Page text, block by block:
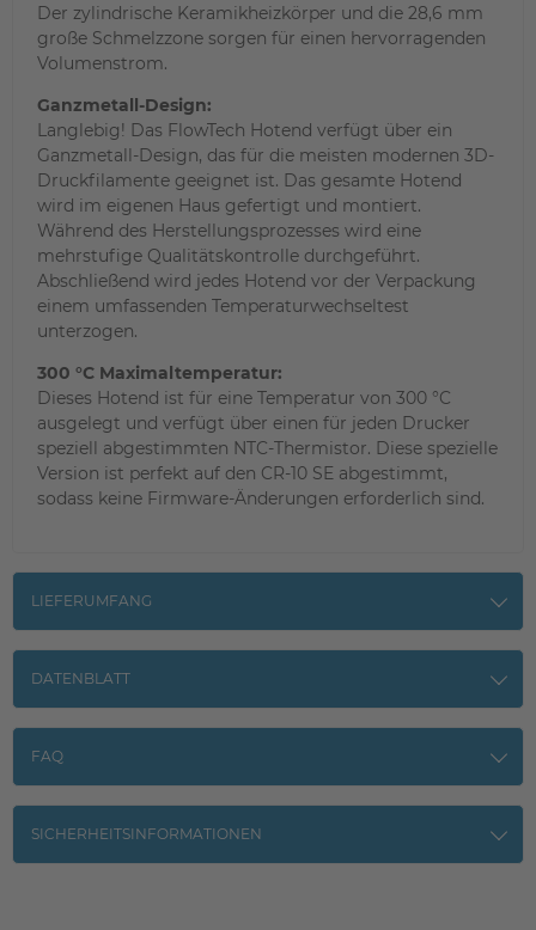
Der zylindrische Keramikheizkörper und die 28,6 mm
große Schmelzzone sorgen für einen hervorragenden
Volumenstrom.
Ganzmetall-Design:
Langlebig! Das FlowTech Hotend verfügt über ein
Ganzmetall-Design, das für die meisten modernen 3D-
Druckfilamente geeignet ist. Das gesamte Hotend
wird im eigenen Haus gefertigt und montiert.
Während des Herstellungsprozesses wird eine
mehrstufige Qualitätskontrolle durchgeführt.
Abschließend wird jedes Hotend vor der Verpackung
einem umfassenden Temperaturwechseltest
unterzogen.
300 °C Maximaltemperatur:
Dieses Hotend ist für eine Temperatur von 300 °C
ausgelegt und verfügt über einen für jeden Drucker
speziell abgestimmten NTC-Thermistor. Diese spezielle
Version ist perfekt auf den CR-10 SE abgestimmt,
sodass keine Firmware-Änderungen erforderlich sind.
LIEFERUMFANG
DATENBLATT
FAQ
SICHERHEITSINFORMATIONEN